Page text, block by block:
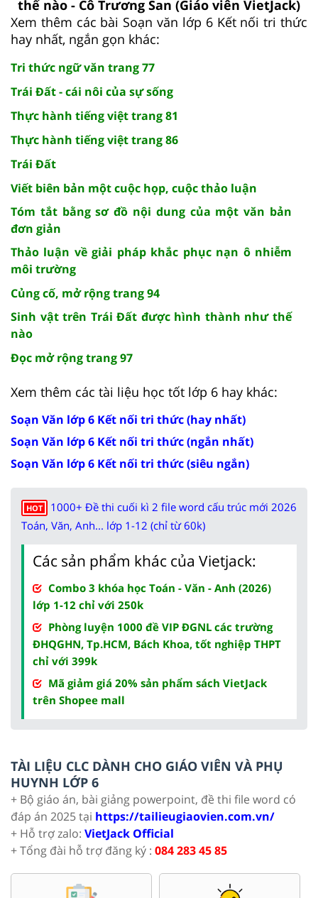
thế nào - Cô Trương San (Giáo viên VietJack)
Xem thêm các bài Soạn văn lớp 6 Kết nối tri thức
hay nhất, ngắn gọn khác:
Tri thức ngữ văn trang 77
Trái Đất - cái nôi của sự sống
Thực hành tiếng việt trang 81
Thực hành tiếng việt trang 86
Trái Đất
Viết biên bản một cuộc họp, cuộc thảo luận
Tóm tắt bằng sơ đồ nội dung của một văn bản
đơn giản
Thảo luận về giải pháp khắc phục nạn ô nhiễm
môi trường
Củng cố, mở rộng trang 94
Sinh vật trên Trái Đất được hình thành như thế
nào
Đọc mở rộng trang 97
Xem thêm các tài liệu học tốt lớp 6 hay khác:
Soạn Văn lớp 6 Kết nối tri thức (hay nhất)
Soạn Văn lớp 6 Kết nối tri thức (ngắn nhất)
Soạn Văn lớp 6 Kết nối tri thức (siêu ngắn)
HOT
1000+ Đề thi cuối kì 2 file word cấu trúc mới 2026
Toán, Văn, Anh... lớp 1-12 (chỉ từ 60k)
Các sản phẩm khác của Vietjack:
Combo 3 khóa học Toán - Văn - Anh (2026)
lớp 1-12 chỉ với 250k
Phòng luyện 1000 đề VIP ĐGNL các trường
ĐHQGHN, Tp.HCM, Bách Khoa, tốt nghiệp THPT
chỉ với 399k
Mã giảm giá 20% sản phẩm sách VietJack
trên Shopee mall
TÀI LIỆU CLC DÀNH CHO GIÁO VIÊN VÀ PHỤ
HUYNH LỚP 6
+ Bộ giáo án, bài giảng powerpoint, đề thi file word có
đáp án 2025 tại https://tailieugiaovien.com.vn/
+ Hỗ trợ zalo: VietJack Official
+ Tổng đài hỗ trợ đăng ký : 084 283 45 85